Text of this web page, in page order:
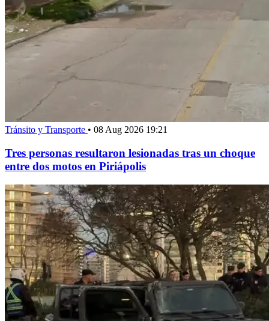
Tránsito y Transporte • 08 Aug 2026 19:21
Tres personas resultaron lesionadas tras un choque
entre dos motos en Piriápolis